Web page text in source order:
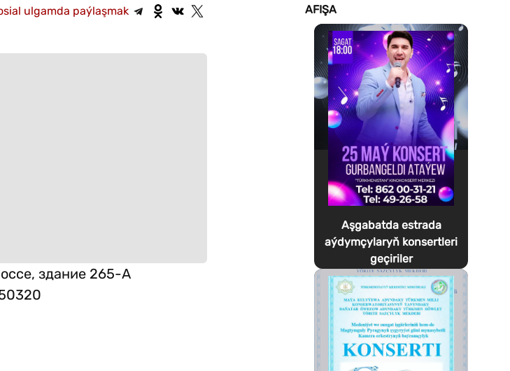
ulgamda paýlaşmak
здание 265-А
AFIŞA
Aşgabatda estrada
aýdymçylaryň konsertleri
geçiriler